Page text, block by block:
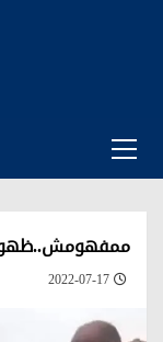
Menu
ممفهومش..ظهور
2022-07-17